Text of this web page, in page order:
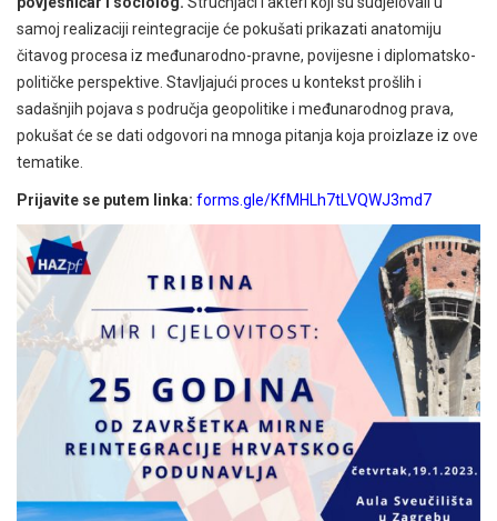
samoj realizaciji reintegracije će pokušati prikazati anatomiju
čitavog procesa iz međunarodno-pravne, povijesne i diplomatsko-
političke perspektive. Stavljajući proces u kontekst prošlih i
sadašnjih pojava s područja geopolitike i međunarodnog prava,
pokušat će se dati odgovori na mnoga pitanja koja proizlaze iz ove
tematike.
Prijavite se putem linka: forms.gle/KfMHLh7tLVQWJ3md7